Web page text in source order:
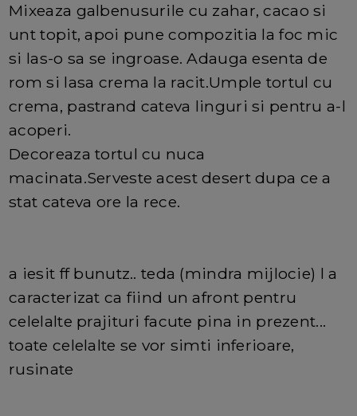
Mixeaza galbenusurile cu zahar, cacao si
unt topit, apoi pune compozitia la foc mic
si las-o sa se ingroase. Adauga esenta de
rom si lasa crema la racit.Umple tortul cu
crema, pastrand cateva linguri si pentru a-l
acoperi.
Decoreaza tortul cu nuca
macinata.Serveste acest desert dupa ce a
stat cateva ore la rece.
a iesit ff bunutz.. teda (mindra mijlocie) l a
caracterizat ca fiind un afront pentru
celelalte prajituri facute pina in prezent...
toate celelalte se vor simti inferioare,
rusinate